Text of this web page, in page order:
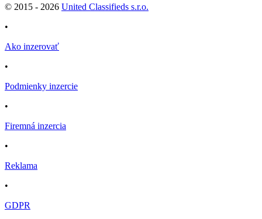
© 2015 - 2026 United Classifieds s.r.o.
•
Ako inzerovať
•
Podmienky inzercie
•
Firemná inzercia
•
Reklama
•
GDPR